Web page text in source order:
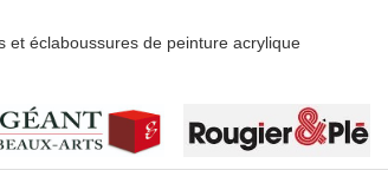
et éclaboussures de peinture acrylique